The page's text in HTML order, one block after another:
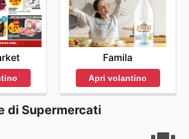
Famila
Apri volantino
di Supermercati